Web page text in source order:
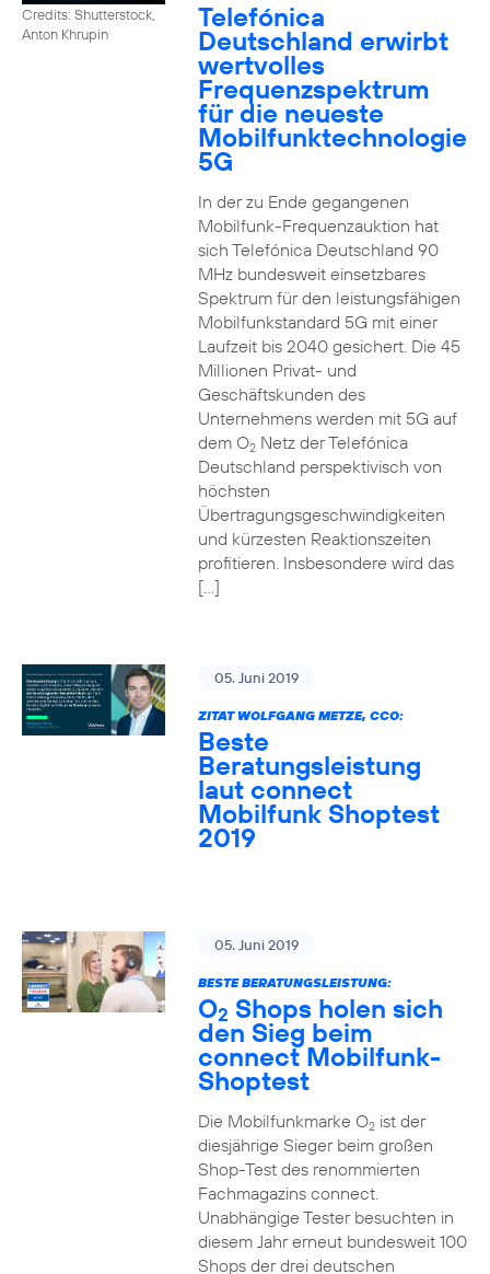
Credits: Shutterstock,
Anton Khrupin
Telefónica
Deutschland erwirbt
wertvolles
Frequenzspektrum
für die neueste
Mobilfunktechnologie
5G
In der zu Ende gegangenen
Mobilfunk-Frequenzauktion hat
sich Telefónica Deutschland 90
MHz bundesweit einsetzbares
Spektrum für den leistungsfähigen
Mobilfunkstandard 5G mit einer
Laufzeit bis 2040 gesichert. Die 45
Millionen Privat- und
Geschäftskunden des
Unternehmens werden mit 5G auf
dem O2Netz der Telefónica
Deutschland perspektivisch von
höchsten
Übertragungsgeschwindigkeiten
und kürzesten Reaktionszeiten
profitieren. Insbesondere wird das
[…]
05. Juni 2019
ZITAT WOLFGANG METZE, CCO:
Beste
Beratungsleistung
laut connect
Mobilfunk Shoptest
2019
05. Juni 2019
BESTE BERATUNGSLEISTUNG:
O2 Shops holen sich
den Sieg beim
connect Mobilfunk-
Shoptest
Die Mobilfunkmarke O2ist der
diesjährige Sieger beim großen
Shop-Test des renommierten
Fachmagazins connect.
Unabhängige Tester besuchten in
diesem Jahr erneut bundesweit 100
Shops der drei deutschen